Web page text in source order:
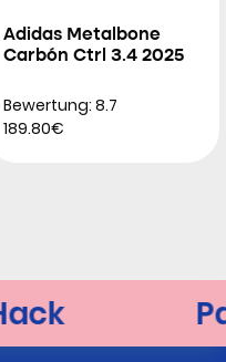
Adidas Metalbone
Carbón Ctrl 3.4 2025
Bewertung: 8.7
189.80€